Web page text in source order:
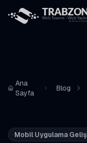
Ana
Sayfa
Blog
Mobil Uygulama